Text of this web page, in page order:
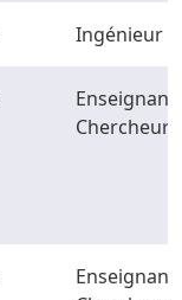
Ingénieur
Enseignant-
Chercheur
Enseignant-